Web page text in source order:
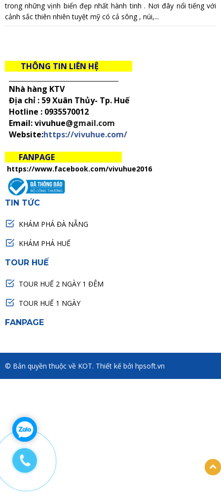
trong những vịnh biển đẹp nhất hành tinh . Nơi đây nổi tiếng với
cảnh sắc thiên nhiên tuyệt mỹ có cả sông , núi,...
THÔNG TIN LIÊN HỆ
Nhà hàng KTV
Địa chỉ : 59 Xuân Thủy- Tp. Huế
Hotline : 0935570012
Email: vivuhue@gmail.com
Website:https://vivuhue.com/
FANPAGE
https://www.facebook.com/vivuhue2016
TIN TỨC
KHÁM PHÁ ĐÀ NẴNG
KHÁM PHÁ HUẾ
TOUR HUẾ
TOUR HUẾ 2 NGÀY 1 ĐÊM
TOUR HUẾ 1 NGÀY
FANPAGE
© Bản quyền thuộc về KOT. Thiết kế bởi hpsoft.vn